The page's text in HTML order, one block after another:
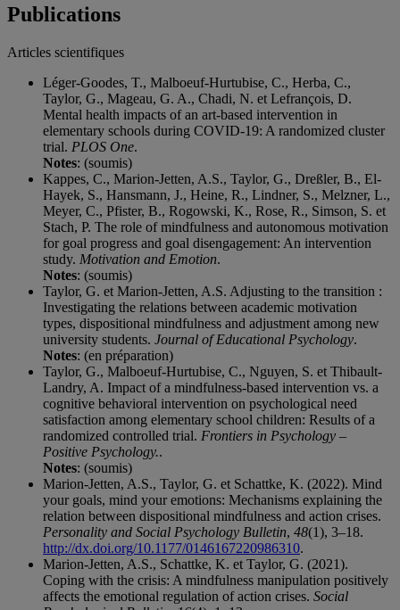
Publications
Articles scientifiques
Léger-Goodes, T., Malboeuf-Hurtubise, C., Herba, C.,
Taylor, G., Mageau, G. A., Chadi, N. et Lefrançois, D.
Mental health impacts of an art-based intervention in
elementary schools during COVID-19: A randomized cluster
trial. PLOS One.
Notes: (soumis)
Kappes, C., Marion-Jetten, A.S., Taylor, G., Dreßler, B., El-
Hayek, S., Hansmann, J., Heine, R., Lindner, S., Melzner, L.,
Meyer, C., Pfister, B., Rogowski, K., Rose, R., Simson, S. et
Stach, P. The role of mindfulness and autonomous motivation
for goal progress and goal disengagement: An intervention
study. Motivation and Emotion.
Notes: (soumis)
Taylor, G. et Marion-Jetten, A.S. Adjusting to the transition :
Investigating the relations between academic motivation
types, dispositional mindfulness and adjustment among new
university students. Journal of Educational Psychology.
Notes: (en préparation)
Taylor, G., Malboeuf-Hurtubise, C., Nguyen, S. et Thibault-
Landry, A. Impact of a mindfulness-based intervention vs. a
cognitive behavioral intervention on psychological need
satisfaction among elementary school children: Results of a
randomized controlled trial. Frontiers in Psychology –
Positive Psychology..
Notes: (soumis)
Marion-Jetten, A.S., Taylor, G. et Schattke, K. (2022). Mind
your goals, mind your emotions: Mechanisms explaining the
relation between dispositional mindfulness and action crises.
Personality and Social Psychology Bulletin, 48(1), 3–18.
http://dx.doi.org/10.1177/0146167220986310.
Marion-Jetten, A.S., Schattke, K. et Taylor, G. (2021).
Coping with the crisis: A mindfulness manipulation positively
affects the emotional regulation of action crises. Social